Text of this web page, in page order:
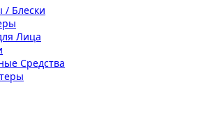
/ Блески
Лица
Средства